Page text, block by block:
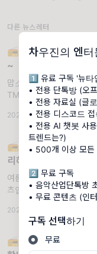
차우진의 엔
1️⃣ 유료 구독 '뉴
• 전용 단톡방 (오
• 전용 자료실 (글
• 전용 디스코드
• 전용 AI 챗봇 사
트렌드는?)
• 500개 이상 모
2️⃣ 무료 구독
• 음악산업단톡방
• 무료 콘텐츠 (인
구독 선택하기
무료
하이브의 향후 행보
다른 뉴스레터
📻 구독자님, 2022년
~
맙소사 연말이에요!. 구
TMI.FM 뉴스레터와 뮤
(MIT) 단톡방을 운영하
레터는 2020년 4월에 시
2021년 1월에 만
2022.11.29 · 📢 Notice · 조
📻밤레터 | CD를 정
리하는 밤
여름은 이상한 계절입니
츠입니다. 구독자님, 갑자
루였습니다. 그런데 해가
해지네요. 계획에 없던 레
뭔가를 얘기하고
2022.04.12
📻TMI.FM 스테이지